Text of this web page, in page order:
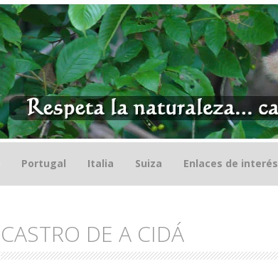
Portugal Italia Suiza Enlaces de interés
CASTRO DE A CIDÁ